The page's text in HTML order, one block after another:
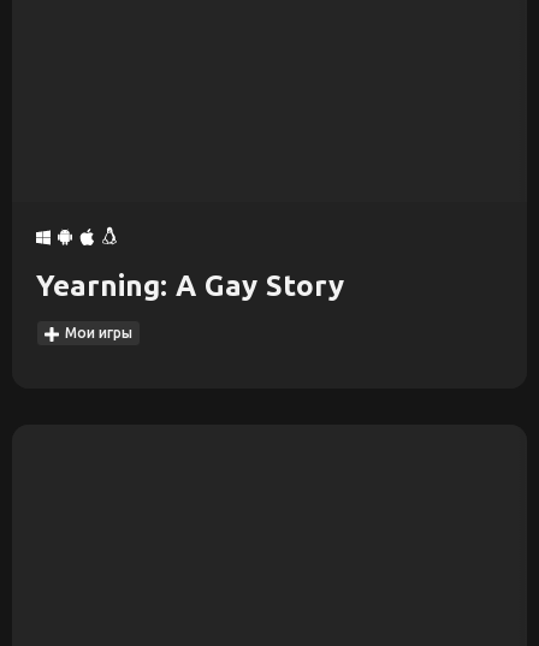
Yearning: A Gay Story
Мои игры